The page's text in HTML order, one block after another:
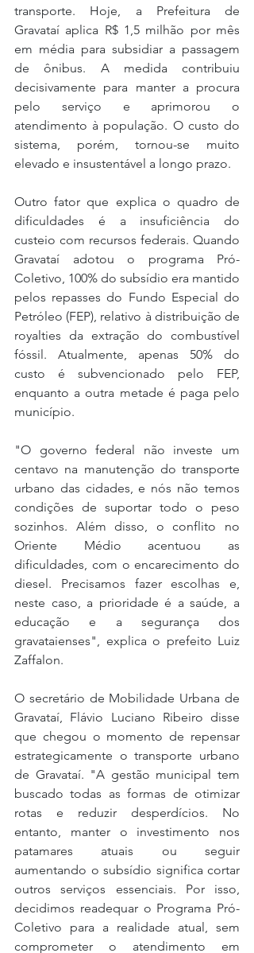
transporte. Hoje, a Prefeitura de
Gravataí aplica R$ 1,5 milhão por mês
em média para subsidiar a passagem
de ônibus. A medida contribuiu
decisivamente para manter a procura
pelo serviço e aprimorou o
atendimento à população. O custo do
sistema, porém, tornou-se muito
elevado e insustentável a longo prazo.
Outro fator que explica o quadro de
dificuldades é a insuficiência do
custeio com recursos federais. Quando
Gravataí adotou o programa Pró-
Coletivo, 100% do subsídio era mantido
pelos repasses do Fundo Especial do
Petróleo (FEP), relativo à distribuição de
royalties da extração do combustível
fóssil. Atualmente, apenas 50% do
custo é subvencionado pelo FEP,
enquanto a outra metade é paga pelo
município.
"O governo federal não investe um
centavo na manutenção do transporte
urbano das cidades, e nós não temos
condições de suportar todo o peso
sozinhos. Além disso, o conflito no
Oriente Médio acentuou as
dificuldades, com o encarecimento do
diesel. Precisamos fazer escolhas e,
neste caso, a prioridade é a saúde, a
educação e a segurança dos
gravataienses", explica o prefeito Luiz
Zaffalon.
O secretário de Mobilidade Urbana de
Gravataí, Flávio Luciano Ribeiro disse
que chegou o momento de repensar
estrategicamente o transporte urbano
de Gravataí. "A gestão municipal tem
buscado todas as formas de otimizar
rotas e reduzir desperdícios. No
entanto, manter o investimento nos
patamares atuais ou seguir
aumentando o subsídio significa cortar
outros serviços essenciais. Por isso,
decidimos readequar o Programa Pró-
Coletivo para a realidade atual, sem
comprometer o atendimento em